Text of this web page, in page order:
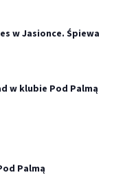
w Jasionce. Śpiewa
w klubie Pod Palmą
Palmą